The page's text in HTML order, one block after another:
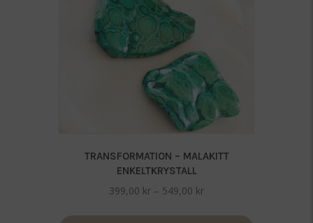
TRANSFORMATION – MALAKITT
ENKELTKRYSTALL
399,00 kr – 549,00 krPrisområde:
til